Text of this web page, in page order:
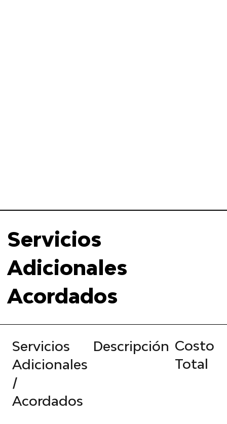
Servicios
Adicionales
Acordados
Servicios
Adicionales
/
Acordados
Descripción Costo
Total